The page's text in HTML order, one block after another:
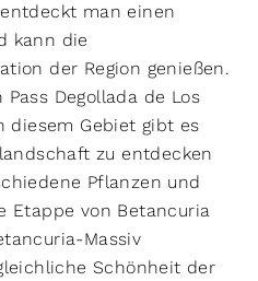
man einen
kann die
der Region genießen.
Degollada de Los
diesem Gebiet gibt es
zu entdecken
Pflanzen und
Etappe von Betancuria
Massiv
Schönheit der